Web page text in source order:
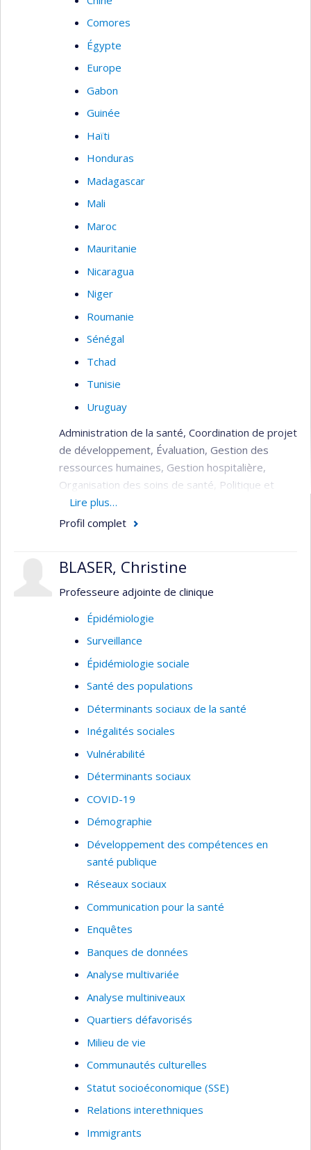
Comores
Égypte
Europe
Gabon
Guinée
Haïti
Honduras
Madagascar
Mali
Maroc
Mauritanie
Nicaragua
Niger
Roumanie
Sénégal
Tchad
Tunisie
Uruguay
Administration de la santé, Coordination de projet
de développement, Évaluation, Gestion des
ressources humaines, Gestion hospitalière,
Organisation des soins de santé, Politique et
planification de la santé, Réhabilitation du
système de santé (post crise), Soins de santé
Lire plus…
Profil complet
BLASER, Christine
Professeure adjointe de clinique
Épidémiologie
Surveillance
Épidémiologie sociale
Santé des populations
Déterminants sociaux de la santé
Inégalités sociales
Vulnérabilité
Déterminants sociaux
COVID-19
Démographie
Développement des compétences en
santé publique
Réseaux sociaux
Communication pour la santé
Enquêtes
Banques de données
Analyse multivariée
Analyse multiniveaux
Quartiers défavorisés
Milieu de vie
Communautés culturelles
Statut socioéconomique (SSE)
Relations interethniques
Immigrants